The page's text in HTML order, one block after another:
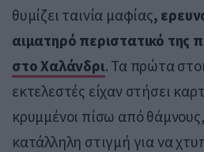
θυμίζει ταινία μαφίας,
αιματηρό περιστατικό της
στο Χαλάνδρι. Τα πρώτα
εκτελεστές είχαν στήσει
κρυμμένοι πίσω από
κατάλληλη στιγμή για να